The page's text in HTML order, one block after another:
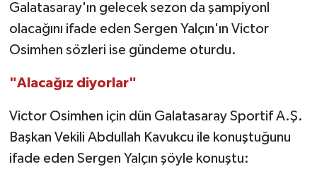
Galatasaray'ın gelecek sezon da şampiyonl
olacağını ifade eden Sergen Yalçın'ın Victor
Osimhen sözleri ise gündeme oturdu.
"Alacağız diyorlar"
Victor Osimhen için dün Galatasaray Sportif A.Ş.
Başkan Vekili Abdullah Kavukcu ile konuştuğunu
ifade eden Sergen Yalçın şöyle konuştu: